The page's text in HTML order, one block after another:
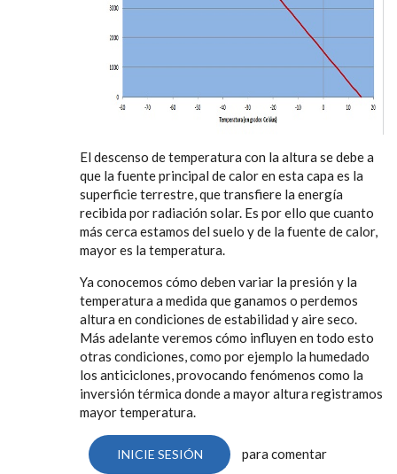
El descenso de temperatura con la altura se debe a
que la fuente principal de calor en esta capa es la
superficie terrestre, que transfiere la energía
recibida por radiación solar. Es por ello que cuanto
más cerca estamos del suelo y de la fuente de calor,
mayor es la temperatura.
Ya conocemos cómo deben variar la presión y la
temperatura a medida que ganamos o perdemos
altura en condiciones de estabilidad y aire seco.
Más adelante veremos cómo influyen en todo esto
otras condiciones, como por ejemplo la humedado
los anticiclones, provocando fenómenos como la
inversión térmica donde a mayor altura registramos
mayor temperatura.
INICIE SESIÓN para comentar